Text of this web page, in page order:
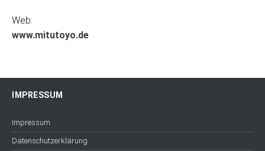
Web:
www.mitutoyo.de
IMPRESSUM
Impressum
Datenschutzerklärung